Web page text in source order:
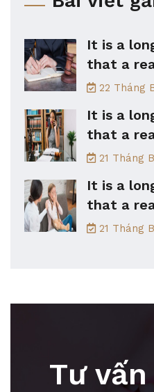
It is a
that a
22 Tháng
It is a
that a
21 Tháng
It is a
that a
21 Tháng
Tư